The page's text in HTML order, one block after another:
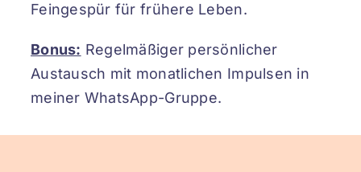
Feingespür für frühere Leben.
Bonus: Regelmäßiger persönlicher
Austausch mit monatlichen Impulsen in
meiner WhatsApp-Gruppe.